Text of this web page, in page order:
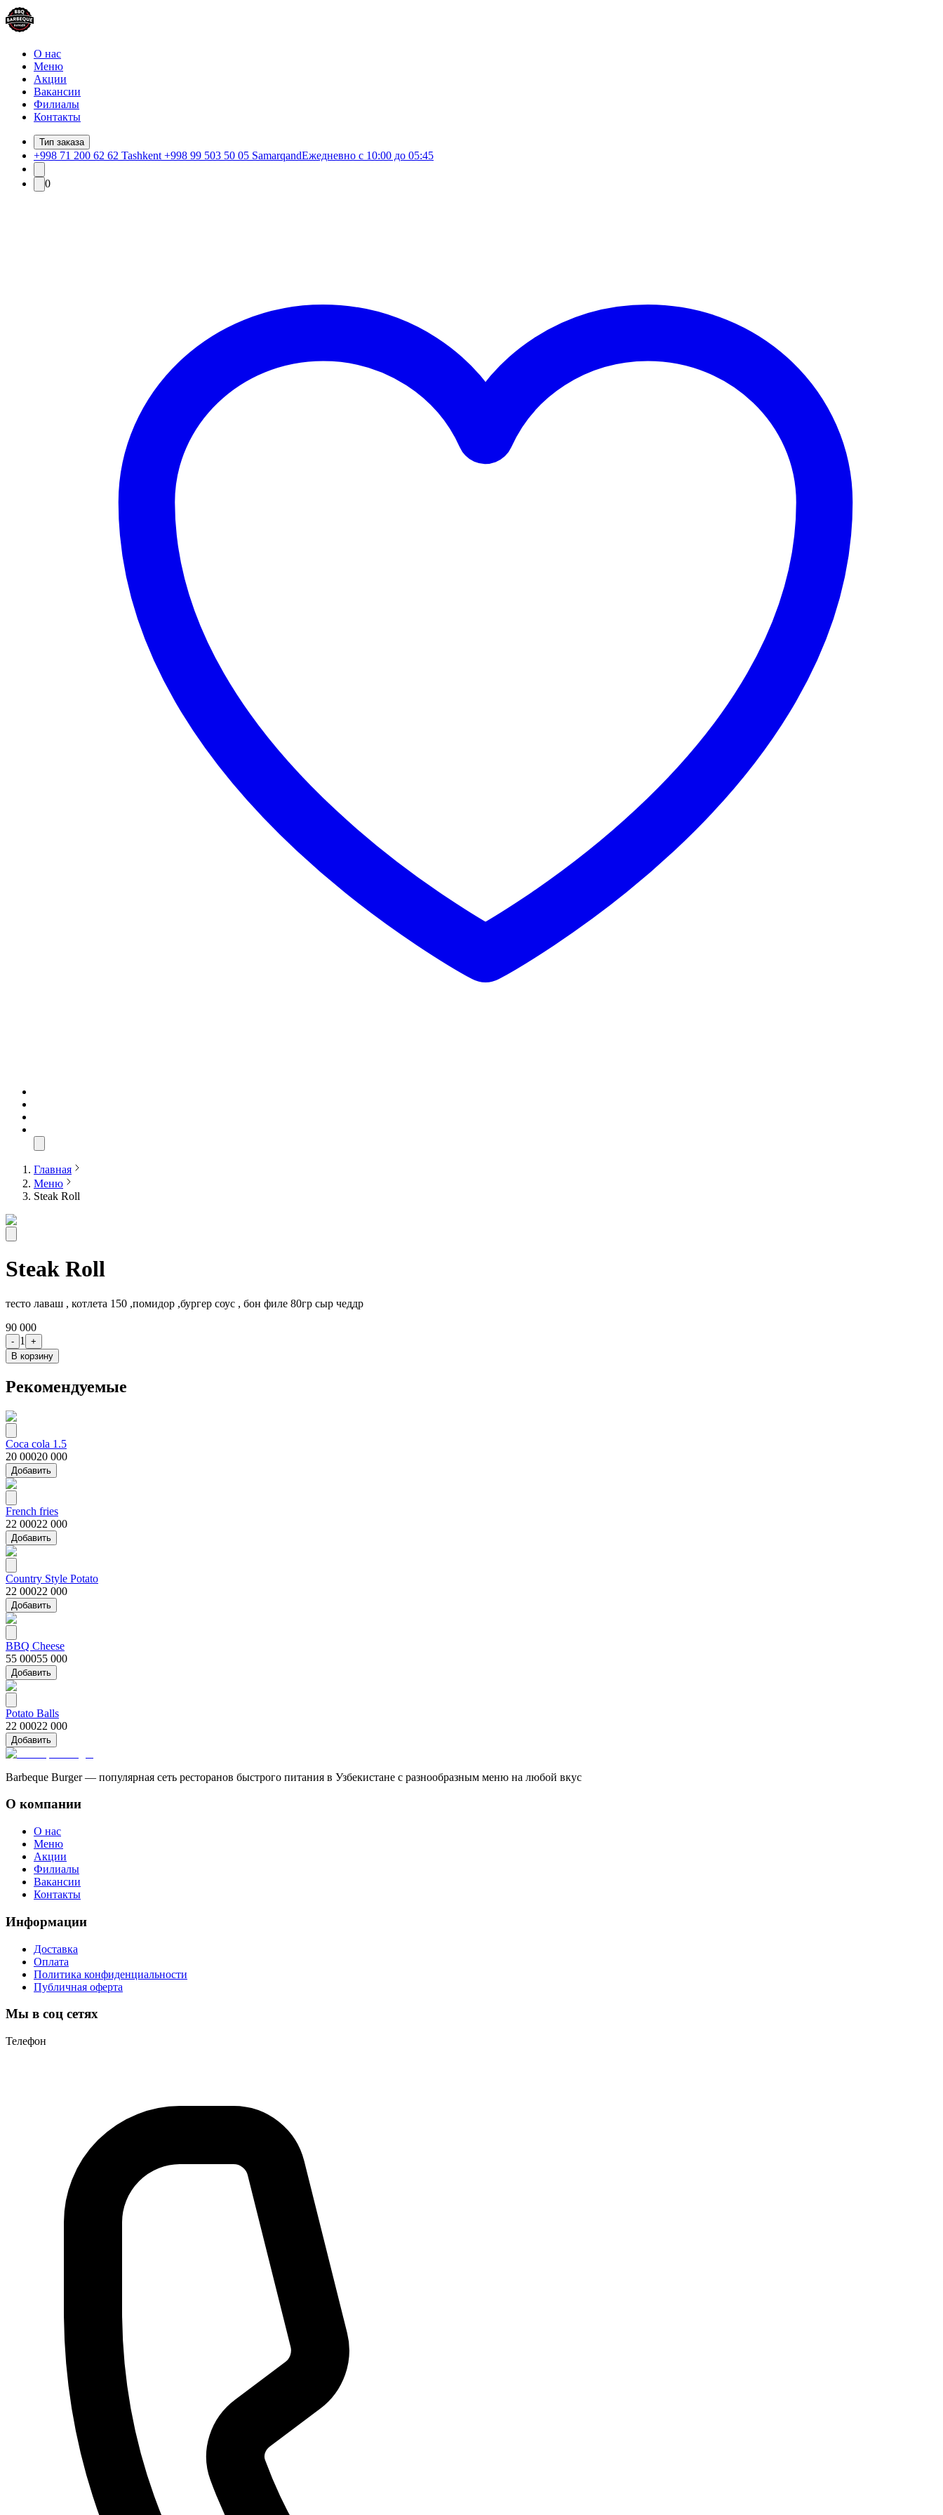
О нас
Меню
Акции
Вакансии
Филиалы
Контакты
Тип заказа
+998 71 200 62 62 Tashkent +998 99 503 50 05 SamarqandЕжедневно с 10:00 до 05:45
0
Главная
Меню
Steak Roll
Steak Roll
тесто лаваш , котлета 150 ,помидор ,бургер соуc , бон филе 80гр сыр чеддр
90 000
- 1
+
В корзину
Рекомендуемые
Coca cola 1.5
20 00020 000
Добавить
French fries
22 00022 000
Добавить
Country Style Potato
22 00022 000
Добавить
BBQ Cheese
55 00055 000
Добавить
Potato Balls
22 00022 000
Добавить
Barbeque Burger — популярная сеть ресторанов быстрого питания в Узбекистане с разнообразным меню на любой вкус
О компании
О нас
Меню
Акции
Филиалы
Вакансии
Контакты
Информации
Доставка
Оплата
Политика конфиденциальности
Публичная оферта
Мы в соц сетях
Телефон